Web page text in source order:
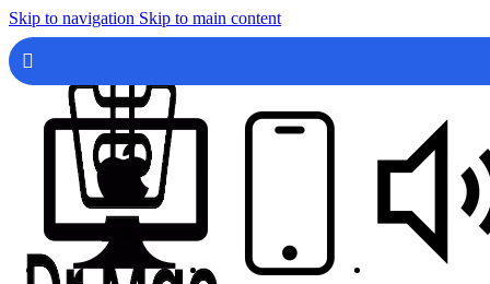
Skip to navigation Skip to main content